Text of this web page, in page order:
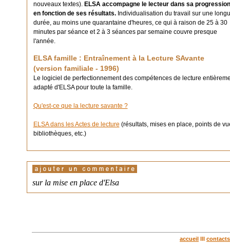
nouveaux textes). ELSA accompagne le lecteur dans sa progression
en fonction de ses résultats.Individualisation du travail sur une
durée, au moins une quarantaine d'heures, ce qui à raison de 25 à 30
minutes par séance et 2 à 3 séances par semaine couvre presque
l'année.
ELSA famille : Entraînement à la Lecture SAvante
(version familiale - 1996)
Le logiciel de perfectionnement des compétences de lecture
adapté d'ELSA pour toute la famille.
Qu'est-ce que la lecture savante ?
ELSA dans les Actes de lecture (résultats, mises en place, points de
bibliothèques, etc.)
sur la mise en place d'Elsa
accueil lll contacts